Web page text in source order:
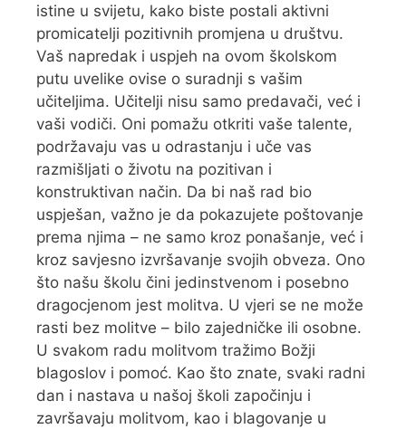
istine u svijetu, kako biste postali aktivni
promicatelji pozitivnih promjena u društvu.
Vaš napredak i uspjeh na ovom školskom
putu uvelike ovise o suradnji s vašim
učiteljima. Učitelji nisu samo predavači, već i
vaši vodiči. Oni pomažu otkriti vaše talente,
podržavaju vas u odrastanju i uče vas
razmišljati o životu na pozitivan i
konstruktivan način. Da bi naš rad bio
uspješan, važno je da pokazujete poštovanje
prema njima – ne samo kroz ponašanje, već i
kroz savjesno izvršavanje svojih obveza. Ono
što našu školu čini jedinstvenom i posebno
dragocjenom jest molitva. U vjeri se ne može
rasti bez molitve – bilo zajedničke ili osobne.
U svakom radu molitvom tražimo Božji
blagoslov i pomoć. Kao što znate, svaki radni
dan i nastava u našoj školi započinju i
završavaju molitvom, kao i blagovanje u